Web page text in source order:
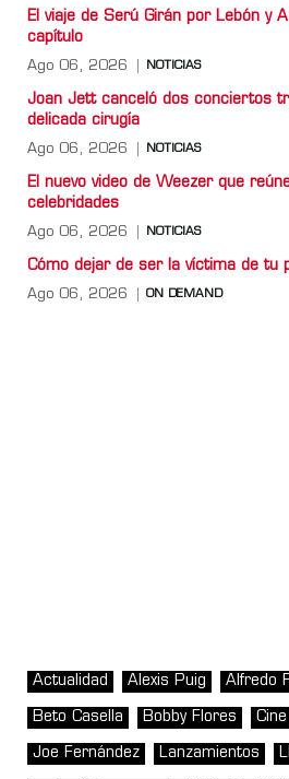
El viaje de Serú Girán por Lebón y
capítulo
Ago 06, 2026 NOTICIAS
Joan Jett canceló dos conciertos
delicada cirugía
Ago 06, 2026 NOTICIAS
El nuevo video de Weezer que
celebridades
Ago 06, 2026 NOTICIAS
Cómo dejar de ser la víctima de tu
Ago 06, 2026 ON DEMAND
Actualidad Alexis Puig Alfredo
Beto Casella Bobby Flores Cine
Joe Fernández Lanzamientos